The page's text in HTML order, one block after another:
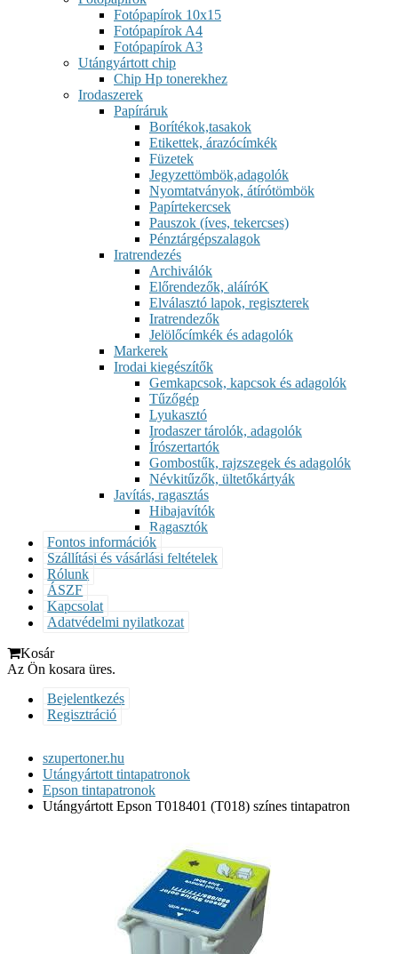
Fotópapírok 10x15
Fotópapírok A4
Fotópapírok A3
Utángyártott chip
Chip Hp tonerekhez
Irodaszerek
Papíráruk
Borítékok,tasakok
Etikettek, árazócímkék
Füzetek
Jegyzettömbök,adagolók
Nyomtatványok, átírótömbök
Papírtekercsek
Pauszok (íves, tekercses)
Pénztárgépszalagok
Iratrendezés
Archiválók
Előrendezők, aláíróK
Elválasztó lapok, regiszterek
Iratrendezők
Jelölőcímkék és adagolók
Markerek
Irodai kiegészítők
Gemkapcsok, kapcsok és adagolók
Tűzőgép
Lyukasztó
Irodaszer tárolók, adagolók
Írószertartók
Gombostűk, rajzszegek és adagolók
Névkitűzők, ültetőkártyák
Javítás, ragasztás
Hibajavítók
Ragasztók
Fontos információk
Szállítási és vásárlási feltételek
Rólunk
ÁSZF
Kapcsolat
Adatvédelmi nyilatkozat
Kosár
Az Ön kosara üres.
Bejelentkezés
Regisztráció
szupertoner.hu
Utángyártott tintapatronok
Epson tintapatronok
Utángyártott Epson T018401 (T018) színes tintapatron